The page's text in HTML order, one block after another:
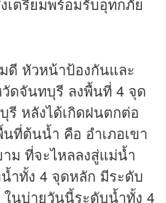
ดี หัวหน้าป้องกันและ
ดจันทบุรี ลงพื้นที่ 4 จุด
หลังได้เกิดฝนตกต่อ
ที่ต้นน้ำ คือ อำเภอเขา
ม ที่จะไหลลงสู่แม่น้ำ
ำทั้ง 4 จุดหลัก มีระดับ
ในบ่ายวันนี้ระดับน้ำทั้ง 4